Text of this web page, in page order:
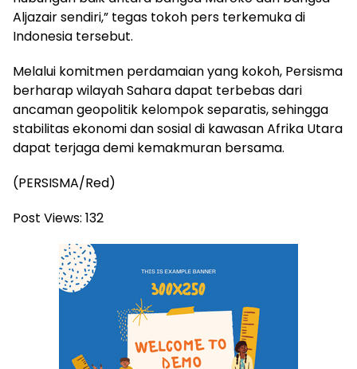
Aljazair sendiri,” tegas tokoh pers terkemuka di
Indonesia tersebut.
Melalui komitmen perdamaian yang kokoh, Persisma
berharap wilayah Sahara dapat terbebas dari
ancaman geopolitik kelompok separatis, sehingga
stabilitas ekonomi dan sosial di kawasan Afrika Utara
dapat terjaga demi kemakmuran bersama.
(PERSISMA/Red)
Post Views: 132